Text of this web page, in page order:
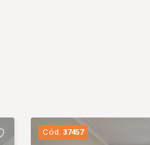
Cód. 37457